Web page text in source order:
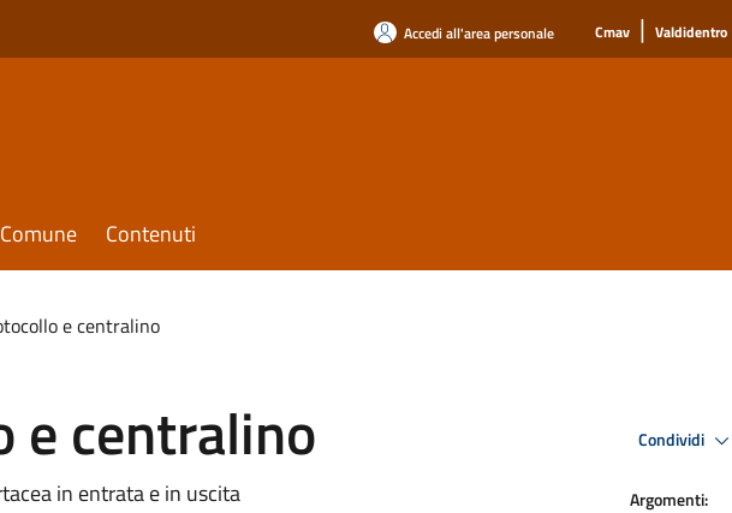
Accedi all'area personale Cmav | Valdidentro
Contenuti
e centralino
e centralino
in entrata e in uscita
Condividi
Argomenti: